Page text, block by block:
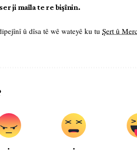
ji maîla te re bişînin.
û dîsa tê wê wateyê ku tu Şert û
. .